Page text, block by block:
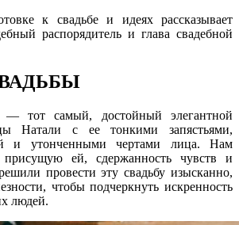
к свадьбе и идеях рассказывает
распорядитель и глава свадебной
— тот самый, достойный элегантной
Натали с ее тонкими запястьями,
и утонченными чертами лица. Нам
присущую ей, сдержанность чувств и
провести эту свадьбу изысканно,
чтобы подчеркнуть искренность
людей.